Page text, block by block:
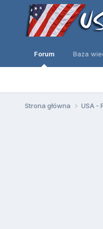
Forum Baza
Strona główna USA -